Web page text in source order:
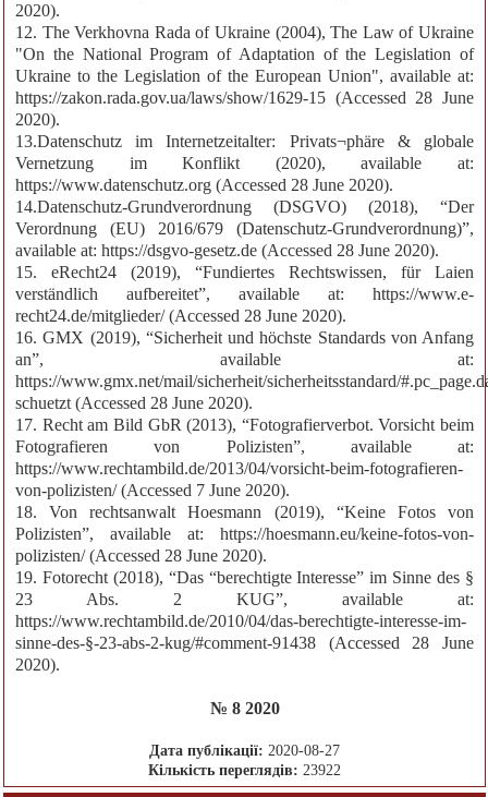
2020).
12. The Verkhovna Rada of Ukraine (2004), The Law of Ukraine
"On the National Program of Adaptation of the Legislation of
Ukraine to the Legislation of the European Union", available at:
https://zakon.rada.gov.ua/laws/show/1629-15 (Accessed 28 June
2020).
13.Datenschutz im Internetzeitalter: Privats¬phäre & globale
Vernetzung im Konflikt (2020), available at:
https://www.datenschutz.org (Accessed 28 June 2020).
14.Datenschutz-Grundverordnung (DSGVO) (2018), “Der
Verordnung (EU) 2016/679 (Datenschutz-Grundverordnung)”,
available at: https://dsgvo-gesetz.de (Accessed 28 June 2020).
15. eRecht24 (2019), “Fundiertes Rechtswissen, für Laien
verständlich aufbereitet”, available at: https://www.e-
recht24.de/mitglieder/ (Accessed 28 June 2020).
16. GMX (2019), “Sicherheit und höchste Standards von Anfang
an”, available at:
https://www.gmx.net/mail/sicherheit/sicherheitsstandard/
schuetzt (Accessed 28 June 2020).
17. Recht am Bild GbR (2013), “Fotografierverbot. Vorsicht beim
Fotografieren von Polizisten”, available at:
https://www.rechtambild.de/2013/04/vorsicht-beim-fotografieren-
von-polizisten/ (Accessed 7 June 2020).
18. Von rechtsanwalt Hoesmann (2019), “Keine Fotos von
Polizisten”, available at: https://hoesmann.eu/keine-fotos-von-
polizisten/ (Accessed 28 June 2020).
19. Fotorecht (2018), “Das “berechtigte Interesse” im Sinne des §
23 Abs. 2 KUG”, available at:
https://www.rechtambild.de/2010/04/das-berechtigte-interesse-im-
sinne-des-§-23-abs-2-kug/#comment-91438 (Accessed 28 June
2020).
№ 8 2020
Дата публікації: 2020-08-27
Кількість переглядів: 23922